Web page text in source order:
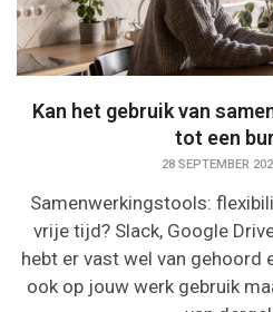
Kan het gebruik van
tot een
28 SEPTEMBER
Samenwerkingstools:
vrije tijd? Slack, Google
hebt er vast wel van gehoord
ook op jouw werk gebruik